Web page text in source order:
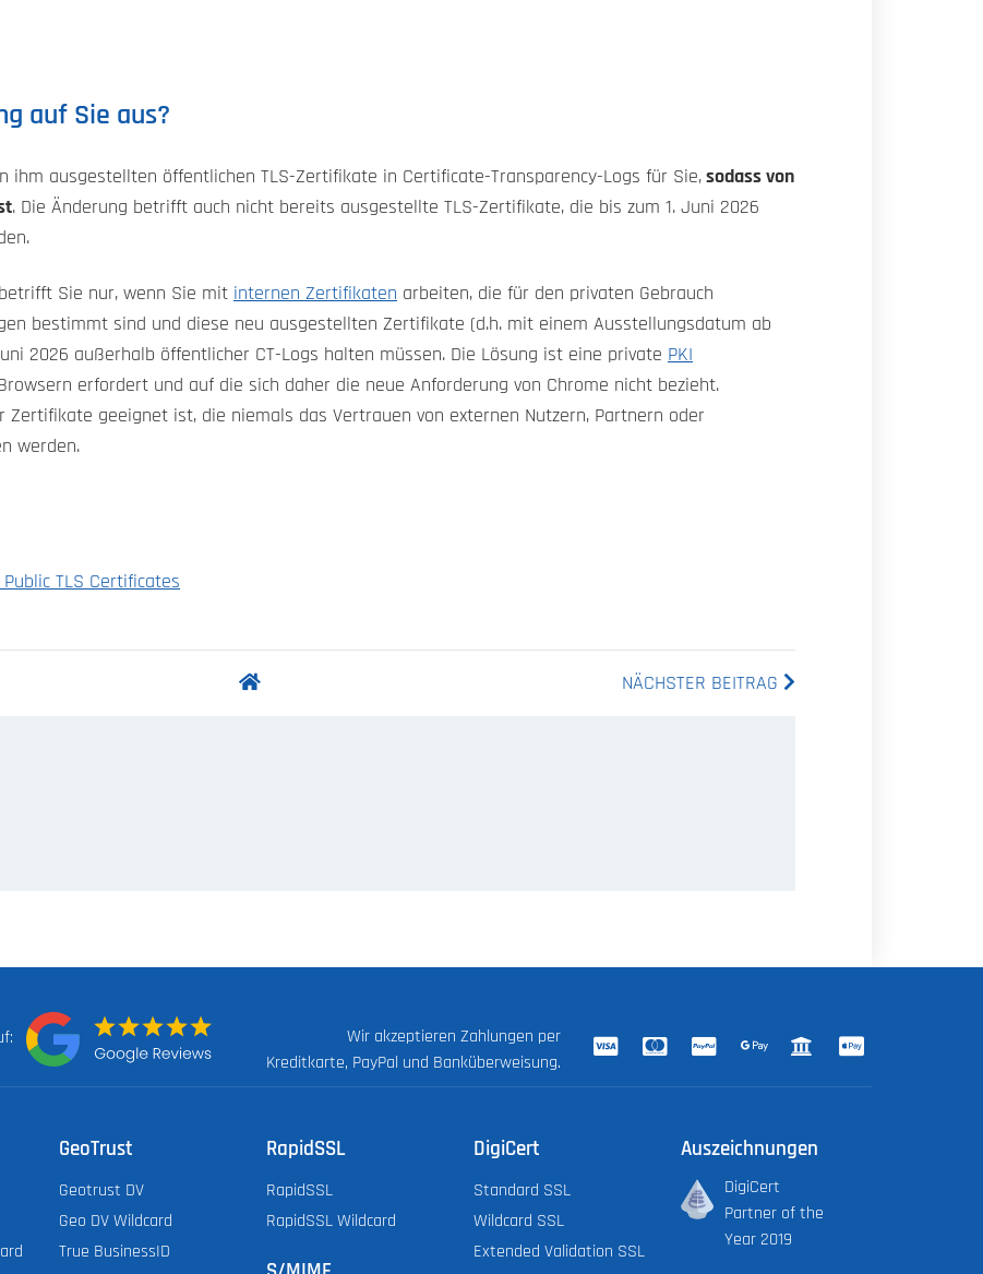
auf Sie aus?
ihm ausgestellten öffentlichen TLS-Zertifikate in Certificate-Transparency-Logs für Sie, sodass von
. Die Änderung betrifft auch nicht bereits ausgestellte TLS-Zertifikate, die bis zum 1. Juni 2026
Sie nur, wenn Sie mit internen Zertifikaten arbeiten, die für den privaten Gebrauch
bestimmt sind und diese neu ausgestellten Zertifikate (d.h. mit einem Ausstellungsdatum ab
2026 außerhalb öffentlicher CT-Logs halten müssen. Die Lösung ist eine private PKI
erfordert und auf die sich daher die neue Anforderung von Chrome nicht bezieht.
Zertifikate geeignet ist, die niemals das Vertrauen von externen Nutzern, Partnern oder
werden.
TLS Certificates
NÄCHSTER BEITRAG
Wir akzeptieren Zahlungen per
Kreditkarte, PayPal und Banküberweisung.
GeoTrust
Geotrust DV
Geo DV Wildcard
True BusinessID
RapidSSL
RapidSSL
RapidSSL Wildcard
DigiCert
Standard SSL
Wildcard SSL
Extended Validation SSL
Auszeichnungen
DigiCert
Partner of the
Year 2019